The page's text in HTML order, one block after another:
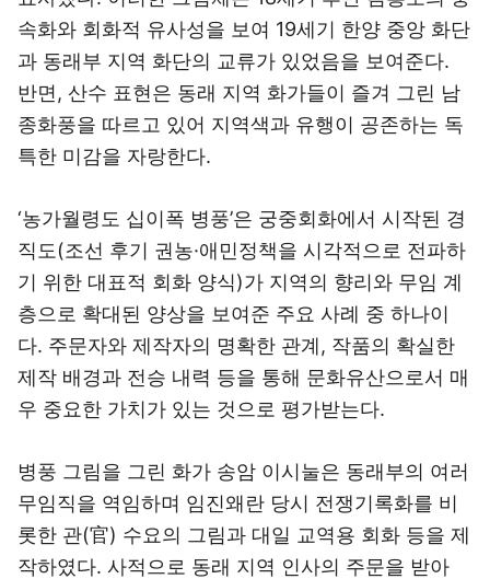
속화와 회화적 유사성을 보여 19세기 한양 중앙 화단
과 동래부 지역 화단의 교류가 있었음을 보여준다.
반면, 산수 표현은 동래 지역 화가들이 즐겨 그린 남
종화풍을 따르고 있어 지역색과 유행이 공존하는 독
특한 미감을 자랑한다.
‘농가월령도 십이폭 병풍’은 궁중회화에서 시작된 경
직도(조선 후기 권농·애민정책을 시각적으로 전파하
기 위한 대표적 회화 양식)가 지역의 향리와 무임 계
층으로 확대된 양상을 보여준 주요 사례 중 하나이
다. 주문자와 제작자의 명확한 관계, 작품의 확실한
제작 배경과 전승 내력 등을 통해 문화유산으로서 매
우 중요한 가치가 있는 것으로 평가받는다.
병풍 그림을 그린 화가 송암 이시눌은 동래부의 여러
무임직을 역임하며 임진왜란 당시 전쟁기록화를 비
롯한 관(官) 수요의 그림과 대일 교역용 회화 등을 제
작하였다. 사적으로 동래 지역 인사의 주문을 받아